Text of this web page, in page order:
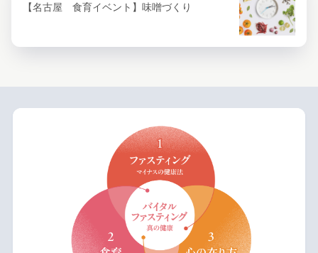
【名古屋 食育イベント】味噌づくり